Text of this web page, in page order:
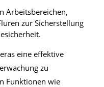
Arbeitsbereichen,
zur Sicherstellung
eine effektive
zu
Funktionen wie